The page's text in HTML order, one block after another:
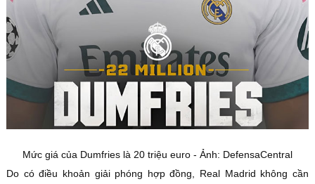
Mức giá của Dumfries là 20 triệu euro - Ảnh: DefensaCentral
Do có điều khoản giải phóng hợp đồng, Real Madrid không cần